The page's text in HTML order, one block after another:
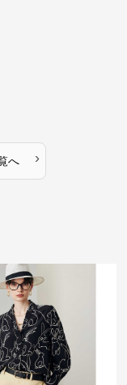
へ ›